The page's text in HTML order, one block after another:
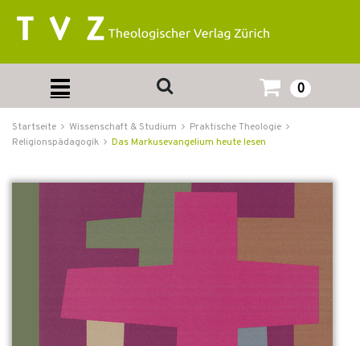
0
Startseite Wissenschaft & Studium
Praktische Theologie
Religionspädagogik
Das Markusevangelium heute lesen